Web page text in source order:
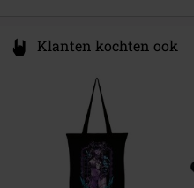
Klanten kochten ook